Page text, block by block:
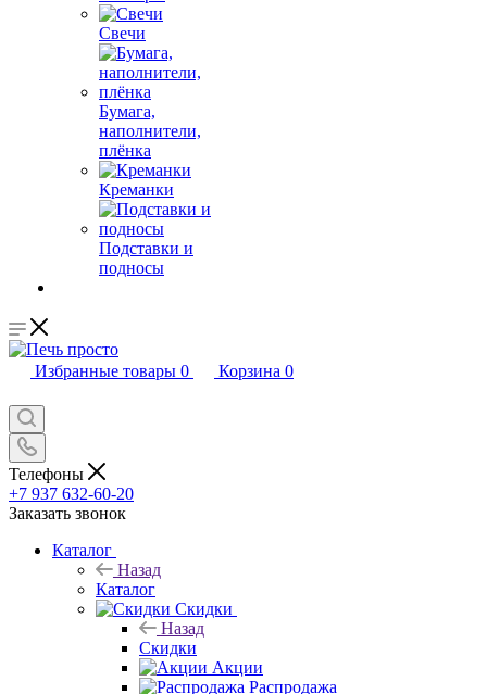
Свечи
Бумага,
наполнители,
плёнка
Креманки
Подставки и
подносы
Избранные товары 0 Корзина 0
Телефоны
+7 937 632-60-20
Заказать звонок
Каталог
Назад
Каталог
Скидки
Назад
Скидки
Акции
Распродажа